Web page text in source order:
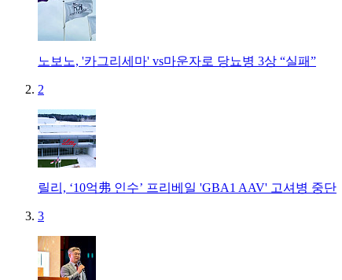
노보노, '카그리세마' vs마운자로 당뇨병 3상 “실패”
2
릴리, ‘10억弗 인수’ 프리베일 'GBA1 AAV' 고셔병 중단
3